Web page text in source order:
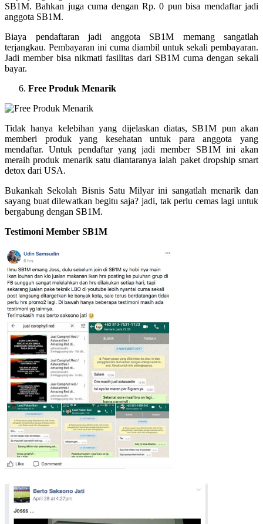
SB1M. Bahkan juga cuma dengan Rp. 0 pun bisa mendaftar jadi
anggota SB1M.
Biaya pendaftaran jadi anggota SB1M memang sangatlah
terjangkau. Pembayaran ini cuma diambil untuk sekali pembayaran.
Jadi member bisa nikmati fasilitas dari SB1M cuma dengan sekali
bayar.
Free Produk Menarik
Tidak hanya kelebihan yang dijelaskan diatas, SB1M pun akan
memberi produk yang kesehatan untuk para anggota yang
mendaftar. Untuk pendaftar yang jadi member SB1M ini akan
meraih produk menarik satu diantaranya ialah paket dropship smart
detox dari USA.
Bukankah Sekolah Bisnis Satu Milyar ini sangatlah menarik dan
sayang buat dilewatkan begitu saja? jadi, tak perlu cemas lagi untuk
bergabung dengan SB1M.
Testimoni Member SB1M